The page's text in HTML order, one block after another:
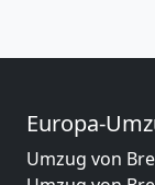
Europa-
Umzug von